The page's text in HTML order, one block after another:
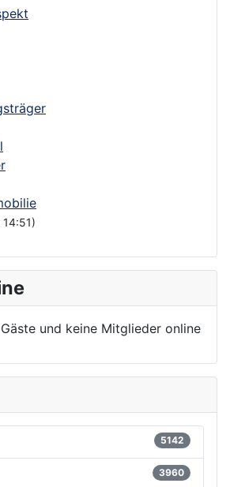
und keine Mitglieder online
5142
3960